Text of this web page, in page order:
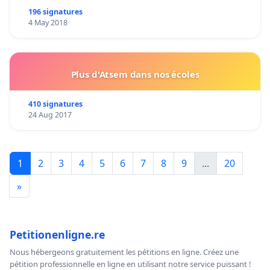
196 signatures
4 May 2018
Plus d'Atsem dans nos écoles
410 signatures
24 Aug 2017
1 2 3 4 5 6 7 8 9 ...
20
»
Petitionenligne.re
Nous hébergeons gratuitement les pétitions en ligne. Créez une
pétition professionnelle en ligne en utilisant notre service puissant !